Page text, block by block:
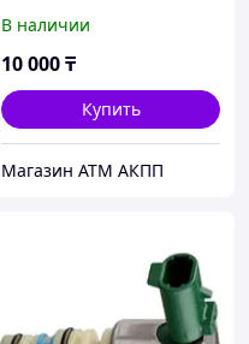
гидротрансформатора
(TCC) и контроля
В наличии
10 000₸
Купить
Магазин АТМ АКПП